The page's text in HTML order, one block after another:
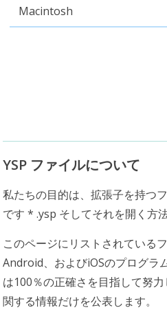
Macintosh
YSP ファイルについて
私たちの目的は、拡張子を持つ
です * .ysp そしてそれを開く方
このページにリストされている
Android、およびiOSのプログラ
は100％の正確さを目指して努
関する情報だけを公表します。